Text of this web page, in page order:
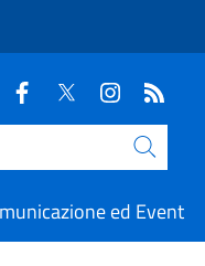
ed Eventi